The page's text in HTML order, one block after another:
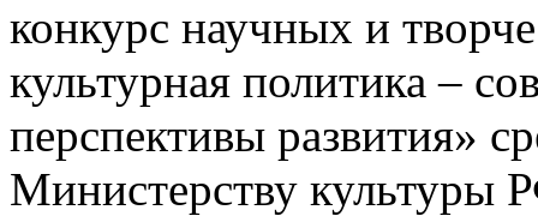
конкурс научных и
культурная политика –
перспективы развития»
Министерству культуры